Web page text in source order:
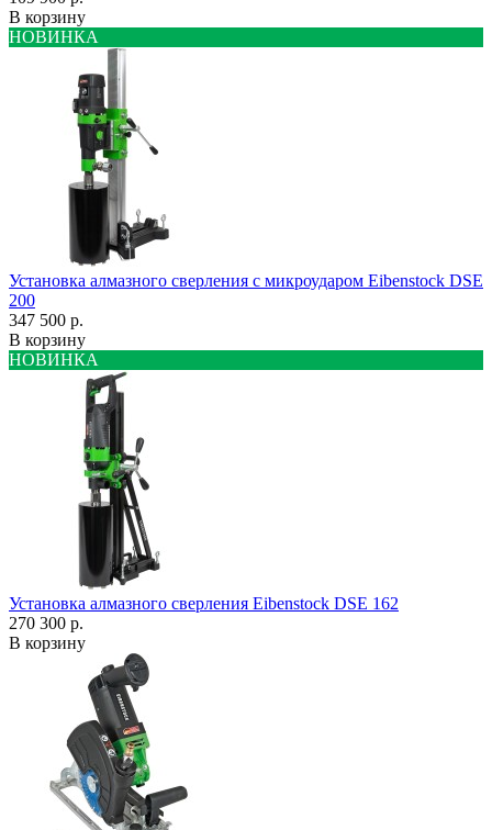
В корзину
НОВИНКА
Установка алмазного сверления с микроударом Eibenstock DSE
200
347 500 р.
В корзину
НОВИНКА
Установка алмазного сверления Eibenstock DSE 162
270 300 р.
В корзину